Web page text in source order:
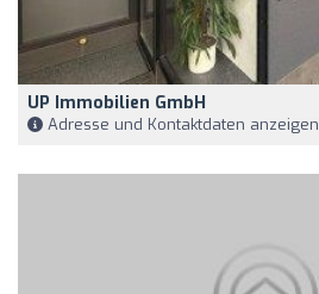
UP Immobilien GmbH
Adresse und Kontaktdaten anzeigen